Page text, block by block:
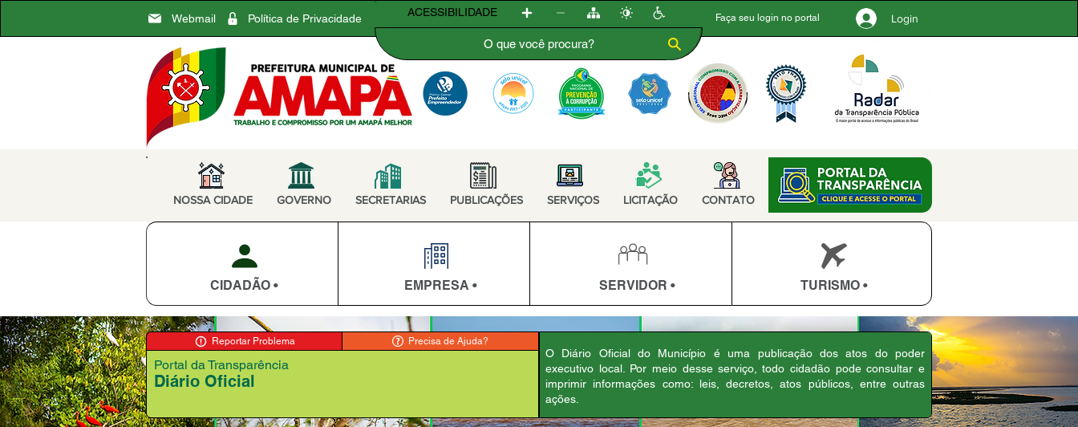
Webmail Política de Privacidade Faça seu login no portal Login
ACESSIBILIDADE
NOSSA CIDADE GOVERNO SECRETARIAS PUBLICAÇÕES SERVIÇOS LICITAÇÃO CONTATO
CIDADÃO • EMPRESA • SERVIDOR • TURISMO •
Reportar Problema Precisa de Ajuda?
Diário Oficial
Portal da Transparência
O Diário Oficial do Município é uma publicação dos atos do poder
executivo local. Por meio desse serviço, todo cidadão pode consultar e
imprimir informações como: leis, decretos, atos públicos, entre outras
ações.